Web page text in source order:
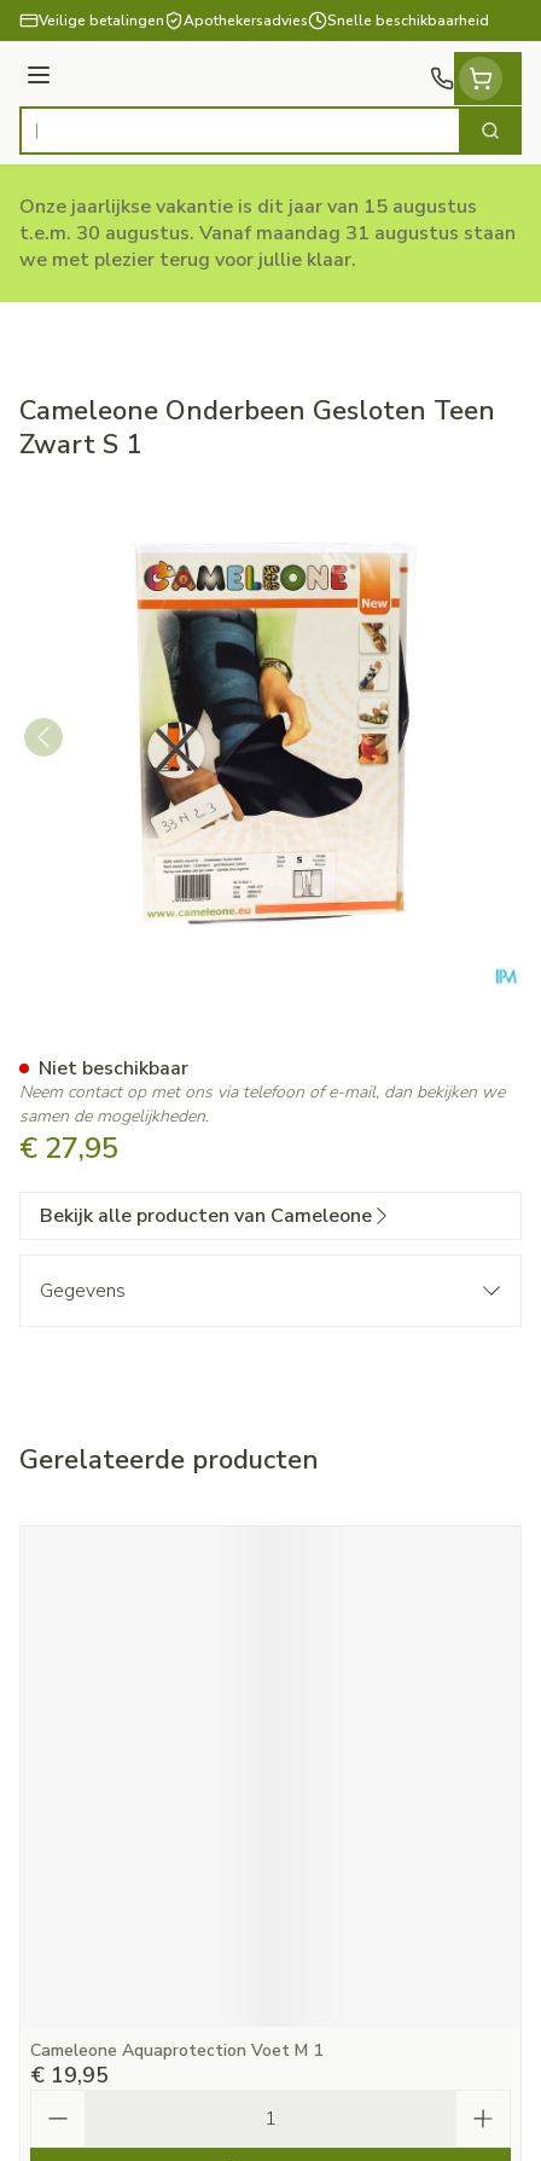
Ga naar de inhoud
Veilige betalingen Apothekersadvies Snelle beschikbaarheid
Menu
Product, merk, categorie... Zoek
Onze jaarlijkse vakantie is dit jaar van 15 augustus
t.e.m. 30 augustus. Vanaf maandag 31 augustus staan
we met plezier terug voor jullie klaar.
Cameleone Onderbeen Gesloten Teen
Zwart S 1
€ 27,95
Niet beschikbaar
Neem contact op met ons via telefoon of e-mail, dan bekijken we
samen de mogelijkheden.
Bekijk alle producten van Cameleone
Gegevens
Gerelateerde producten
Cameleone Aquaprotection Voet M 1
€ 19,95